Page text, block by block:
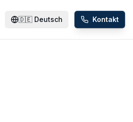
🇩🇪 Deutsch Kontakt